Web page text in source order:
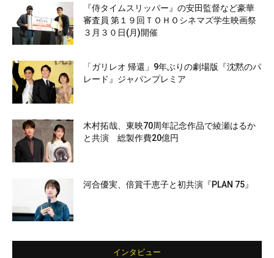
『侍タイムスリッパー』の安田監督など豪華
審査員 第１９回ＴＯＨＯシネマズ学生映画祭
３月３０日(月)開催
「ガリレオ 帰還」9年ぶりの劇場版『沈黙のパ
レード』ジャパンプレミア
木村拓哉、東映70周年記念作品で綾瀬はるか
と共演 総製作費20億円
河合優実、倍賞千恵子と初共演『PLAN 75』
インタビュー